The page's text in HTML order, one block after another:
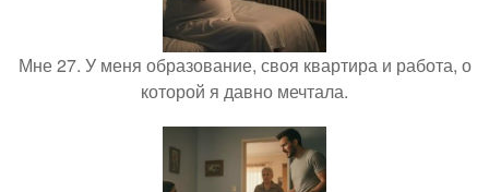
Мне 27. У меня образование, своя квартира и работа, о
которой я давно мечтала.